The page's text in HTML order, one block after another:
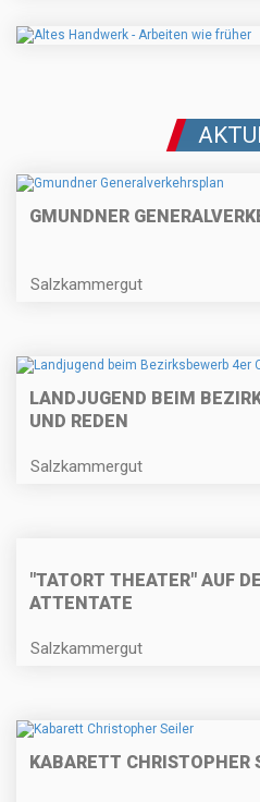
GMUNDNER
Salzkammergut
LANDJUGEND BEIM
UND REDEN
Salzkammergut
"TATORT THEATER" AUF
ATTENTATE
Salzkammergut
KABARETT CHRISTOPHER